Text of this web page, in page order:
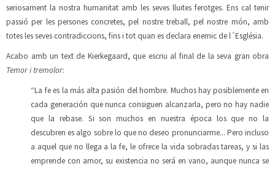
seriosament la nostra humanitat amb les seves lluites ferotges. Ens cal tenir
passió per les persones concretes, pel nostre treball, pel nostre món, amb
totes les seves contradiccions, fins i tot quan es declara enemic de l´Església.
Acabo amb un text de Kierkegaard, que escriu al final de la seva gran obra
Temor i tremolor:
“La fe es la más alta pasión del hombre. Muchos hay posiblemente en
cada generación que nunca consiguen alcanzarla, pero no hay nadie
que la rebase. Si son muchos en nuestra época los que no la
descubren es algo sobre lo que no deseo pronunciarme... Pero incluso
a aquel que no llega a la fe, le ofrece la vida sobradas tareas, y si las
emprende con amor, su existencia no será en vano, aunque nunca se